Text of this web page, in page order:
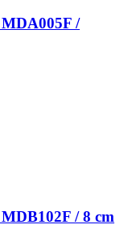
/
/ 8 cm